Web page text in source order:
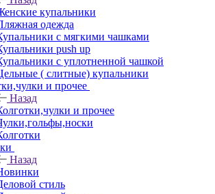
купальники
одежда
с мягкими чашками
push up
с уплотненной чашкой
( слитные) купальники
и прочее
Назад
и прочее
Назад
стиль